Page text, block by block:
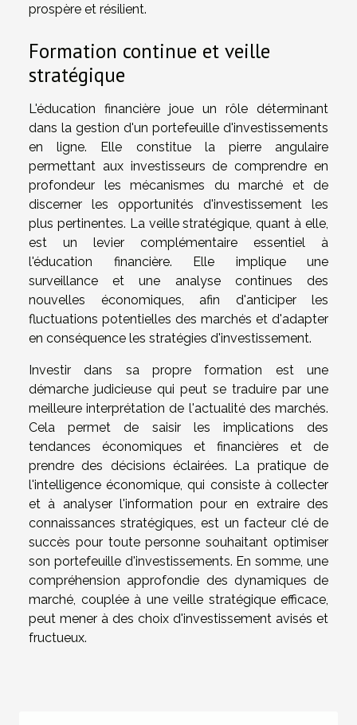
prospère et résilient.
Formation continue et veille
stratégique
L'éducation financière joue un rôle déterminant
dans la gestion d'un portefeuille d'investissements
en ligne. Elle constitue la pierre angulaire
permettant aux investisseurs de comprendre en
profondeur les mécanismes du marché et de
discerner les opportunités d'investissement les
plus pertinentes. La veille stratégique, quant à elle,
est un levier complémentaire essentiel à
l'éducation financière. Elle implique une
surveillance et une analyse continues des
nouvelles économiques, afin d'anticiper les
fluctuations potentielles des marchés et d'adapter
en conséquence les stratégies d'investissement.
Investir dans sa propre formation est une
démarche judicieuse qui peut se traduire par une
meilleure interprétation de l'actualité des marchés.
Cela permet de saisir les implications des
tendances économiques et financières et de
prendre des décisions éclairées. La pratique de
l'intelligence économique, qui consiste à collecter
et à analyser l'information pour en extraire des
connaissances stratégiques, est un facteur clé de
succès pour toute personne souhaitant optimiser
son portefeuille d'investissements. En somme, une
compréhension approfondie des dynamiques de
marché, couplée à une veille stratégique efficace,
peut mener à des choix d'investissement avisés et
fructueux.